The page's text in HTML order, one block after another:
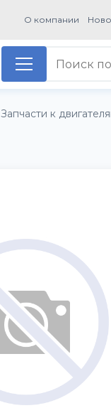
О компании
Запчасти к